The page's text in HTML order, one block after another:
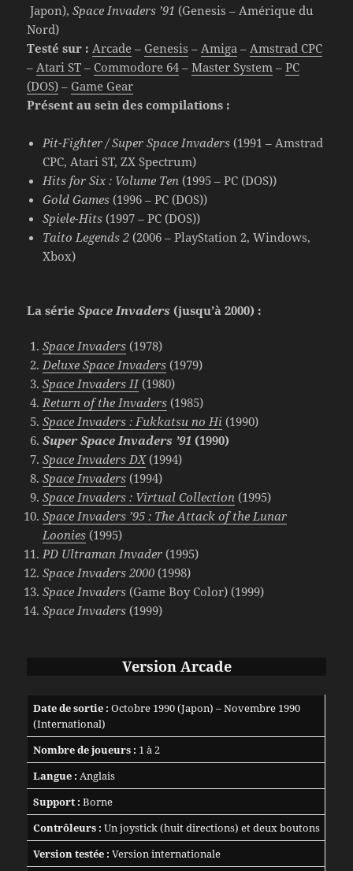
Japon),Space Invaders ’91 (Genesis – Amérique du
Nord)
Testé sur : Arcade – Genesis – Amiga – Amstrad CPC
– Atari ST – Commodore 64 –Master System –PC
(DOS) – Game Gear
Présent au sein des compilations :
Pit-Fighter / Super Space Invaders (1991 – Amstrad
CPC, Atari ST, ZX Spectrum)
Hits for Six : Volume Ten (1995 – PC (DOS))
Gold Games (1996 – PC (DOS))
Spiele-Hits (1997 – PC (DOS))
Taito Legends 2 (2006 – PlayStation 2, Windows,
Xbox)
La sérieSpace Invaders (jusqu’à 2000) :
Space Invaders (1978)
Deluxe Space Invaders (1979)
Space Invaders II(1980)
Return of the Invaders (1985)
Space Invaders : Fukkatsu no Hi (1990)
Super Space Invaders ’91 (1990)
Space Invaders DX(1994)
Space Invaders (1994)
Space Invaders : Virtual Collection (1995)
Space Invaders ’95 : The Attack of the Lunar
Loonies (1995)
PD Ultraman Invader (1995)
Space Invaders 2000 (1998)
Space Invaders (Game Boy Color) (1999)
Space Invaders (1999)
Version Arcade
Date de sortie : Octobre 1990 (Japon) – Novembre 1990
(International)
Nombre de joueurs : 1 à 2
Langue : Anglais
Support : Borne
Contrôleurs : Un joystick (huit directions) et deux boutons
Version testée : Version internationale